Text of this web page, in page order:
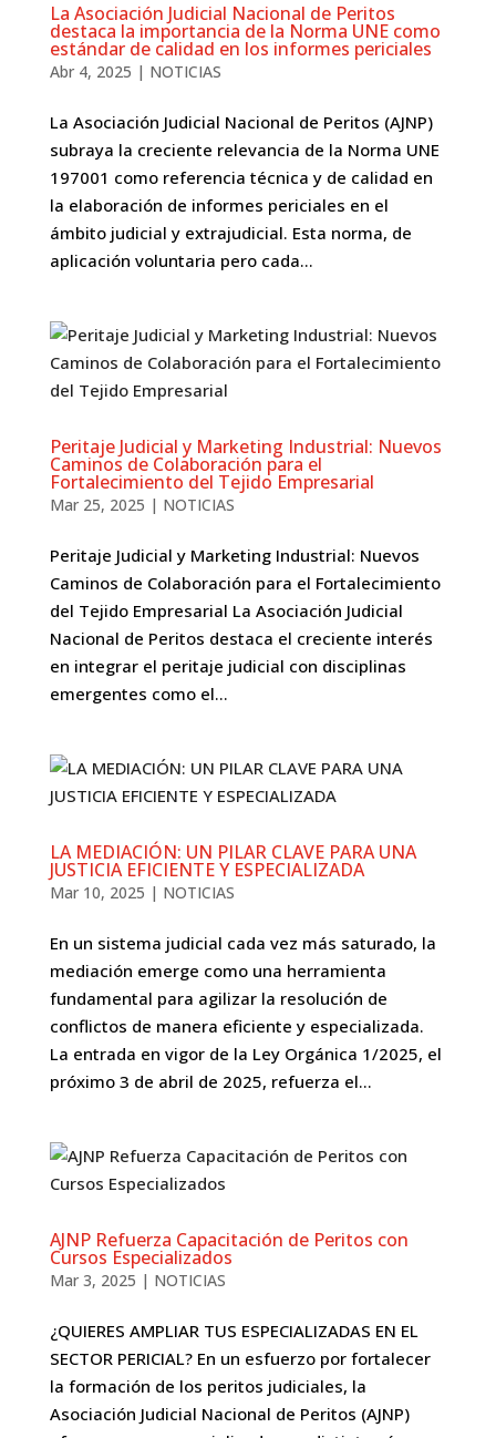
La Asociación Judicial Nacional de Peritos
destaca la importancia de la Norma UNE como
estándar de calidad en los informes periciales
Abr 4, 2025 | NOTICIAS
La Asociación Judicial Nacional de Peritos (AJNP)
subraya la creciente relevancia de la Norma UNE
197001 como referencia técnica y de calidad en
la elaboración de informes periciales en el
ámbito judicial y extrajudicial. Esta norma, de
aplicación voluntaria pero cada...
Peritaje Judicial y Marketing Industrial: Nuevos
Caminos de Colaboración para el
Fortalecimiento del Tejido Empresarial
Mar 25, 2025 | NOTICIAS
Peritaje Judicial y Marketing Industrial: Nuevos
Caminos de Colaboración para el Fortalecimiento
del Tejido Empresarial La Asociación Judicial
Nacional de Peritos destaca el creciente interés
en integrar el peritaje judicial con disciplinas
emergentes como el...
LA MEDIACIÓN: UN PILAR CLAVE PARA UNA
JUSTICIA EFICIENTE Y ESPECIALIZADA
Mar 10, 2025 | NOTICIAS
En un sistema judicial cada vez más saturado, la
mediación emerge como una herramienta
fundamental para agilizar la resolución de
conflictos de manera eficiente y especializada.
La entrada en vigor de la Ley Orgánica 1/2025, el
próximo 3 de abril de 2025, refuerza el...
AJNP Refuerza Capacitación de Peritos con
Cursos Especializados
Mar 3, 2025 | NOTICIAS
¿QUIERES AMPLIAR TUS ESPECIALIZADAS EN EL
SECTOR PERICIAL? En un esfuerzo por fortalecer
la formación de los peritos judiciales, la
Asociación Judicial Nacional de Peritos (AJNP)